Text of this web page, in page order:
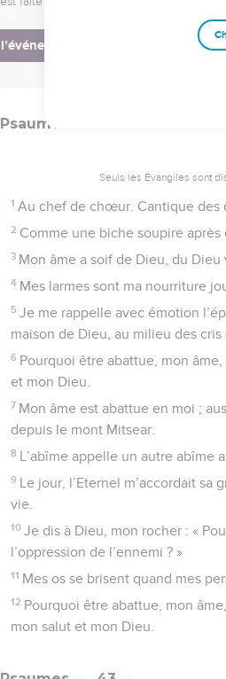
Je saurai que tu m’aimes, si
13 Tu m’as soutenu à cause de
Béni soit l’Eternel, le Dieu
Psaumes
Seuls les Évangiles sont
1 Au chef de chœur. Cantique des
2 Comme une biche soupire après
3 Mon âme a soif de Dieu, du
4 Mes larmes sont ma nourriture
5 Je me rappelle avec émotion
maison de Dieu, au milieu des
6 Pourquoi être abattue, mon
et mon Dieu.
7 Mon âme est abattue en moi ;
depuis le mont Mitsear.
8 L’abîme appelle un autre abîme
9 Le jour, l’Eternel m’accordait sa
vie.
10 Je dis à Dieu, mon rocher : «
l’oppression de l’ennemi ? »
11 Mes os se brisent quand mes
12 Pourquoi être abattue, mon
mon salut et mon Dieu.
Psaumes 43